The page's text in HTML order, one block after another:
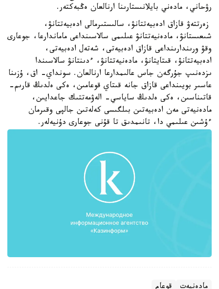
رۋحاني، مادەني بايلانىستارىنا ارنالعان ەڭبەكتەر.
زەرتتەۋ قازاق ادەبيەتتانۋ، سالىستىرمالى ادەبيەتتانۋ،
شىعىستانۋ، مادەنيەتتانۋ عىلىمى سالاسىنداعى ماماندارعا، جوعارى
وقۋ ورىندارىنداعى قازاق ادەبيەتى، شەتەل ادەبيەتى،
ادەبيەتتانۋ، قىتايتانۋ، مادەنيەتتانۋ، ءدىنتانۋ سالاسىندا
ىزدەنىپ جۇرگەن جاس عالىمدارعا ارنالعان. سونداي- اق، ۇزىنا
عاسىر بويىنداعى قازاق جانە قىتاي قوعامىن، ەكى ەلدىڭ قارىم-
قاتىناسىن، ەكى ەلدىڭ ساياسي- الەۋمەتتىك جاعدايىن،
مادەنيەتى مەن ادەبيەتىن بىلگىسى كەلەتىن جالپى وقىرمان
ءۇشىن عىلىمي دا، تانىمدىق تا قۇنى جوعارى دۇنيەلەر.